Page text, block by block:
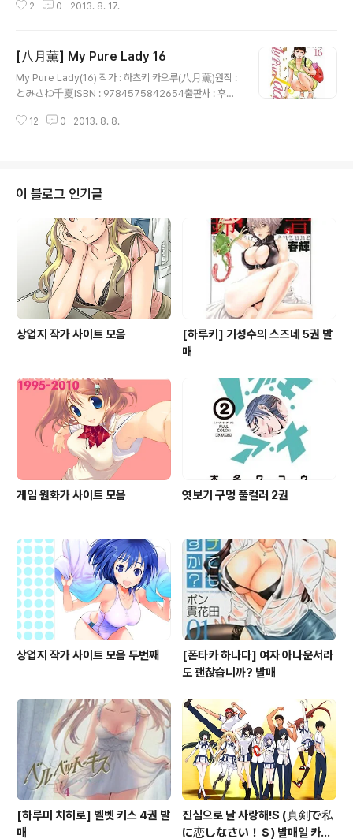
2 0 2013. 8. 17.
[八月薫] My Pure Lady 16
My Pure Lady(16) 작가 : 하츠키 카오루(八月薫)원작 :
とみさわ千夏ISBN : 9784575842654출판사 : 후타
12 0 2013. 8. 8.
이 블로그 인기글
상업지 작가 사이트 모음
[하루키] 기성수의 스즈네 5권 발
매
게임 원화가 사이트 모음 엿보기 구멍 풀컬러 2권
상업지 작가 사이트 모음 두번째
[폰타카 하나다] 여자 아나운서라
도 괜찮습니까? 발매
[하루미 치히로] 벨벳 키스 4권 발
매
진심으로 날 사랑해!S (真剣で私
に恋しなさい！Ｓ) 발매일 카운